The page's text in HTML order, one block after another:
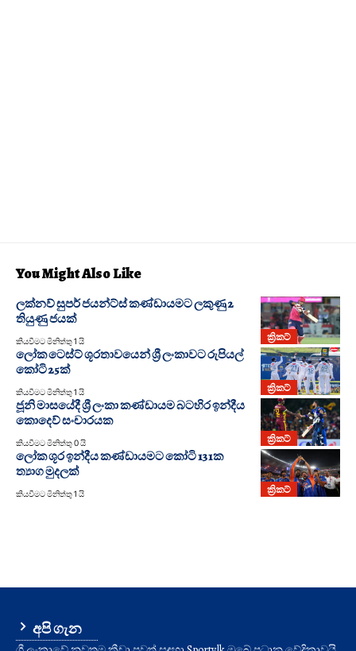
You Might Also Like
ක්‍රිකට්
ලක්නව් සුපර් ජයන්ට්ස් කණ්ඩායමට ලකුණු 2
තියුණු ජයක්
කියවීමට මිනිත්තු 1 යි
ක්‍රිකට්
ලෝක ටෙස්ට් ශූරතාවයෙන් ශ්‍රී ලංකාවට රුපියල්
කෝටි 25ක්
කියවීමට මිනිත්තු 1 යි
ක්‍රිකට්
ජූනි මාසයේදී ශ්‍රී ලංකා කණ්ඩායම බටහිර ඉන්දීය
කොදෙව් සංචාරයක
කියවීමට මිනිත්තු 0 යි
ක්‍රිකට්
ලෝක ශූර ඉන්දීය කණ්ඩායමට කෝටි 131ක
ත්‍යාග මුදලක්
කියවීමට මිනිත්තු 1 යි
අපි ගැන